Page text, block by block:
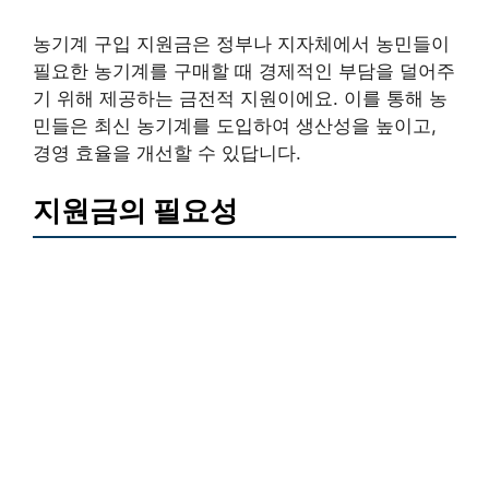
농기계 구입 지원금은 정부나 지자체에서 농민들이
필요한 농기계를 구매할 때 경제적인 부담을 덜어주
기 위해 제공하는 금전적 지원이에요. 이를 통해 농
민들은 최신 농기계를 도입하여 생산성을 높이고,
경영 효율을 개선할 수 있답니다.
지원금의 필요성